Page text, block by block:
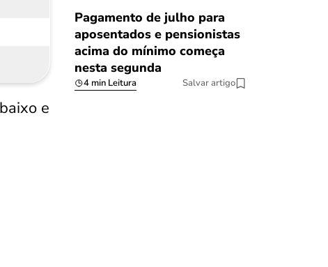
e
Pagamento de julho para
aposentados e pensionistas
acima do mínimo começa
nesta segunda
4 min Leitura Salvar artigo